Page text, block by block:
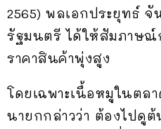
2565) พลเอกประยุทธ์ จั
รัฐมนตรี ได้ให้สัมภาษ
ราคาสินค้าพุ่งสูง
โดยเฉพาะเนื้อหมูในตล
นายกกล่าวว่า ต้องไปดู